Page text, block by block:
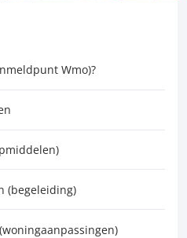
Wmo)?
(begeleiding)